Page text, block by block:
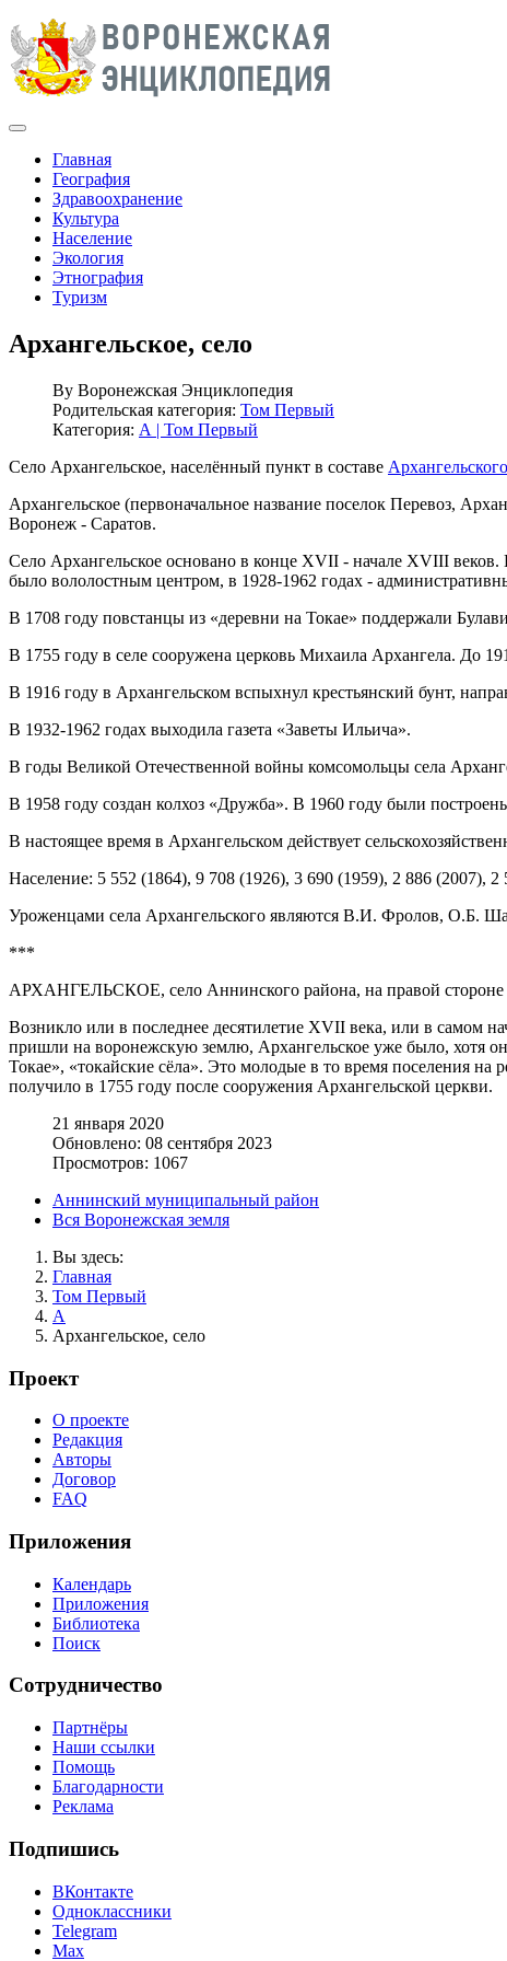
Главная
География
Здравоохранение
Культура
Население
Экология
Этнография
Туризм
Архангельское, село
By Воронежская Энциклопедия
Родительская категория: Том Первый
Категория: А | Том Первый
Село Архангельское, населённый пункт в составе
Архангельское (первоначальное название поселок Перевоз,
Воронеж - Саратов.
Село Архангельское основано в конце XVII - начале XVIII веков.
было вололостным центром, в 1928-1962 годах -
В 1708 году повстанцы из «деревни на Токае» поддержали
В 1755 году в селе сооружена церковь Михаила Архангела. До
В 1916 году в Архангельском вспыхнул крестьянский бунт,
В 1932-1962 годах выходила газета «Заветы Ильича».
В годы Великой Отечественной войны комсомольцы села
В 1958 году создан колхоз «Дружба». В 1960 году были
В настоящее время в Архангельском действует
Население: 5 552 (1864), 9 708 (1926), 3 690 (1959), 2 886 (2007), 2
Уроженцами села Архангельского являются В.И. Фролов, О.Б.
***
АРХАНГЕЛЬСКОЕ, село Аннинского района, на правой стороне
Возникло или в последнее десятилетие XVII века, или в самом
пришли на воронежскую землю, Архангельское уже было, хотя
Токае», «токайские сёла». Это молодые в то время поселения
получило в 1755 году после сооружения Архангельской церкви.
21 января 2020
Обновлено: 08 сентября 2023
Просмотров: 1067
Аннинский муниципальный район
Вся Воронежская земля
Вы здесь:
Главная
Том Первый
А
Архангельское, село
Проект
О проекте
Редакция
Авторы
Договор
FAQ
Приложения
Календарь
Приложения
Библиотека
Поиск
Сотрудничество
Партнёры
Наши ссылки
Помощь
Благодарности
Реклама
Подпишись
ВКонтакте
Одноклассники
Telegram
Max